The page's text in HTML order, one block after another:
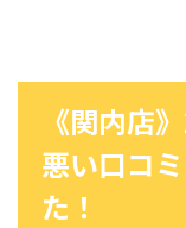
《関内店
悪い口コ
た！